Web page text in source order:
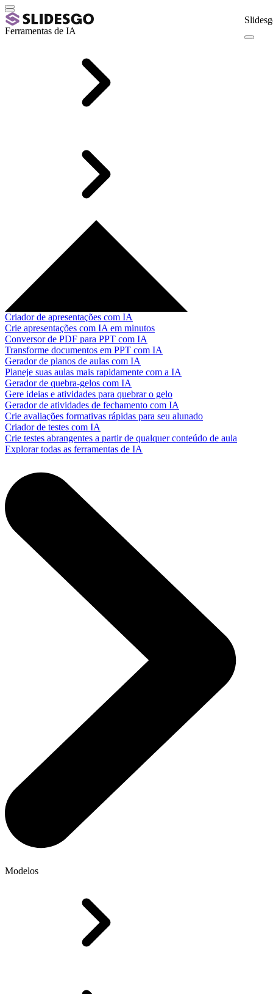
Ferramentas de IA
Criador de apresentações com IA
Crie apresentações com IA em minutos
Conversor de PDF para PPT com IA
Transforme documentos em PPT com IA
Gerador de planos de aulas com IA
Planeje suas aulas mais rapidamente com a IA
Gerador de quebra-gelos com IA
Gere ideias e atividades para quebrar o gelo
Gerador de atividades de fechamento com IA
Crie avaliações formativas rápidas para seu alunado
Criador de testes com IA
Crie testes abrangentes a partir de qualquer conteúdo de aula
Explorar todas as ferramentas de IA
Modelos